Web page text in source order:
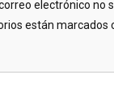
electrónico no
están marcados